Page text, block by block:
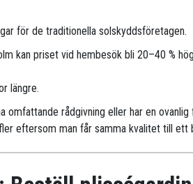
för de traditionella solskyddsföretagen.
kan priset vid hembesök bli 20–40 %
längre.
omfattande rådgivning eller har en ovanlig
eftersom man får samma kvalitet till ett